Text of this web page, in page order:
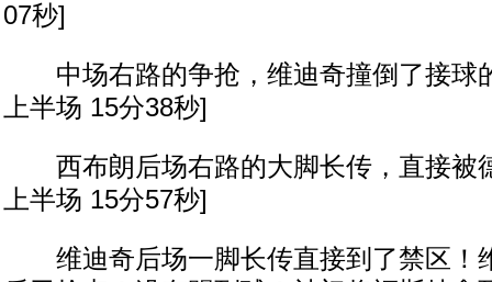
07秒]
中场右路的争抢，维迪奇撞倒了接球
上半场 15分38秒]
西布朗后场右路的大脚长传，直接被
上半场 15分57秒]
维迪奇后场一脚长传直接到了禁区！